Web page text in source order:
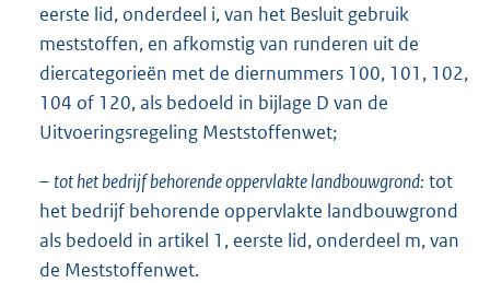
eerste lid, onderdeel i, van het Besluit gebruik
meststoffen, en afkomstig van runderen uit de
diercategorieën met de diernummers 100, 101, 102,
104 of 120, als bedoeld in bijlage D van de
Uitvoeringsregeling Meststoffenwet;
–tot het bedrijf behorende oppervlakte landbouwgrond: tot
het bedrijf behorende oppervlakte landbouwgrond
als bedoeld in artikel 1, eerste lid, onderdeel m, van
de Meststoffenwet.